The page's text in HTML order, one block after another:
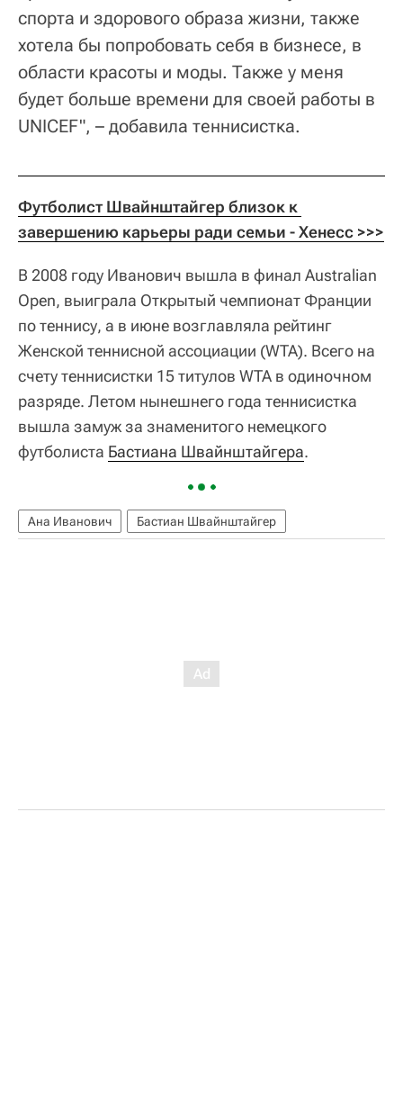
спорта и здорового образа жизни, также
хотела бы попробовать себя в бизнесе, в
области красоты и моды. Также у меня
будет больше времени для своей работы в
UNICEF", – добавила теннисистка.
Футболист Швайнштайгер близок к
завершению карьеры ради семьи - Хенесс >>>
В 2008 году Иванович вышла в финал Australian
Open, выиграла Открытый чемпионат Франции
по теннису, а в июне возглавляла рейтинг
Женской теннисной ассоциации (WTA). Всего на
счету теннисистки 15 титулов WTA в одиночном
разряде. Летом нынешнего года теннисистка
вышла замуж за знаменитого немецкого
футболиста Бастиана Швайнштайгера.
Ана Иванович Бастиан Швайнштайгер